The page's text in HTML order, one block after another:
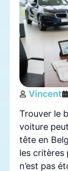
Vincent
Trouver le
voiture
tête en
les critères
n’est pas